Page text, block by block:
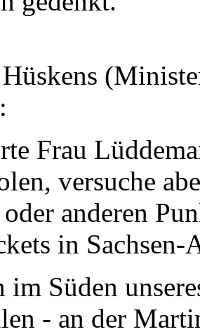
Frau
versuche
anderen
in
im Süden
- an der